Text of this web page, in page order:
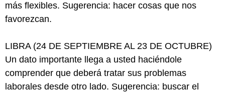
más flexibles. Sugerencia: hacer cosas que nos
favorezcan.
LIBRA (24 DE SEPTIEMBRE AL 23 DE OCTUBRE)
Un dato importante llega a usted haciéndole
comprender que deberá tratar sus problemas
laborales desde otro lado. Sugerencia: buscar el